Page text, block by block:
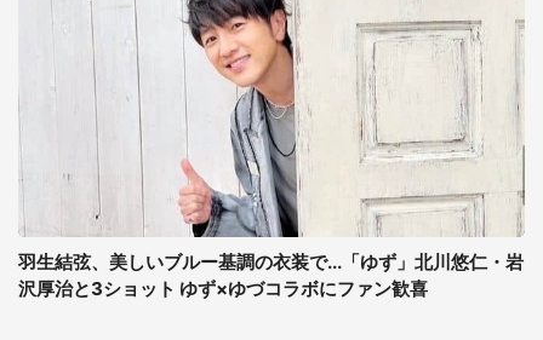
羽生結弦、美しいブルー基調の衣装で...「ゆず」北川悠仁・岩
沢厚治と3ショット ゆず×ゆづコラボにファン歓喜